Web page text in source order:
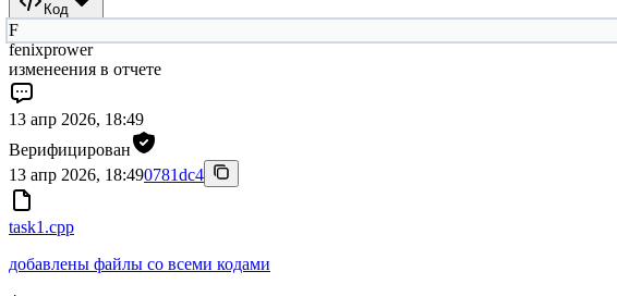
Код
F
fenixprower
изменеения в отчете
13 апр 2026, 18:49
Верифицирован
13 апр 2026, 18:490781dc4
task1.cpp
добавлены файлы со всеми кодами